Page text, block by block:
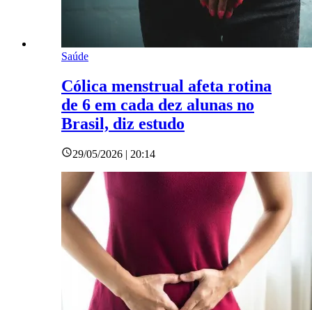
Saúde
Cólica menstrual afeta rotina
de 6 em cada dez alunas no
Brasil, diz estudo
29/05/2026 | 20:14